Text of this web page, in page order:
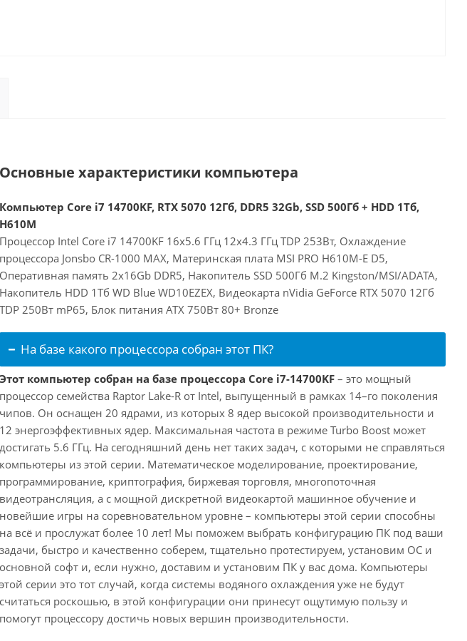
Основные характеристики компьютера
Компьютер Core i7 14700KF, RTX 5070 12Гб, DDR5 32Gb, SSD 500Гб + HDD 1Тб,
H610M
Процессор Intel Core i7 14700KF 16x5.6 ГГц 12x4.3 ГГц TDP 253Вт, Охлаждение
процессора Jonsbo CR-1000 MAX, Материнская плата MSI PRO H610M-E D5,
Оперативная память 2x16Gb DDR5, Накопитель SSD 500Гб M.2 Kingston/MSI/ADATA,
Накопитель HDD 1Тб WD Blue WD10EZEX, Видеокарта nVidia GeForce RTX 5070 12Гб
TDP 250Вт mP65, Блок питания ATX 750Вт 80+ Bronze
На базе какого процессора собран этот ПК?
Этот компьютер собран на базе процессора Core i7-14700KF – это мощный
процессор семейства Raptor Lake-R от Intel, выпущенный в рамках 14–го поколения
чипов. Он оснащен 20 ядрами, из которых 8 ядер высокой производительности и
12 энергоэффективных ядер. Максимальная частота в режиме Turbo Boost может
достигать 5.6 ГГц. На сегодняшний день нет таких задач, с которыми не справляться
компьютеры из этой серии. Математическое моделирование, проектирование,
программирование, криптография, биржевая торговля, многопоточная
видеотрансляция, а с мощной дискретной видеокартой машинное обучение и
новейшие игры на соревновательном уровне – компьютеры этой серии способны
на всё и прослужат более 10 лет! Мы поможем выбрать конфигурацию ПК под ваши
задачи, быстро и качественно соберем, тщательно протестируем, установим ОС и
основной софт и, если нужно, доставим и установим ПК у вас дома. Компьютеры
этой серии это тот случай, когда системы водяного охлаждения уже не будут
считаться роскошью, в этой конфигурации они принесут ощутимую пользу и
помогут процессору достичь новых вершин производительности.